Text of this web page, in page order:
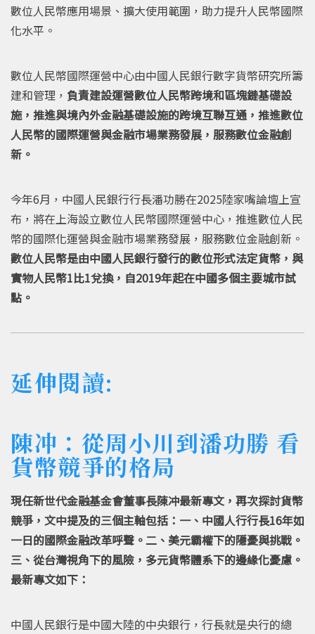
數位人民幣應用場景、擴大使用範圍，助力提升人民幣國際
化水平。
數位人民幣國際運營中心由中國人民銀行數字貨幣研究所籌
建和管理， 負責建設運營數位人民幣跨境和區塊鏈基礎設
施，推進與境內外金融基礎設施的跨境互聯互通，推進數位
人民幣的國際運營與金融市場業務發展，服務數位金融創
新。
今年6月，中國人民銀行行長潘功勝在2025陸家嘴論壇上宣
布，將在上海設立數位人民幣國際運營中心，推進數位人民
幣的國際化運營與金融市場業務發展，服務數位金融創新。
數位人民幣是由中國人民銀行發行的數位形式法定貨幣，與
實物人民幣1比1兌換，自2019年起在中國多個主要城市試
點。
延伸閱讀:
陳冲：從周小川到潘功勝 看
貨幣競爭的格局
現任新世代金融基金會董事長陳冲最新專文，再次探討貨幣
競爭，文中提及的三個主軸包括：一、中國人行行長16年如
一日的國際金融改革呼聲。二、美元霸權下的隱憂與挑戰。
三、從台灣視角下的風險，多元貨幣體系下的邊緣化憂慮。
最新專文如下：
中國人民銀行是中國大陸的中央銀行，行長就是央行的總